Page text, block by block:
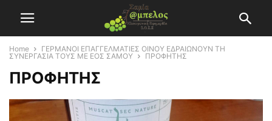
Home
ΓΕΡΜΑΝΟΙ ΕΠΑΓΓΕΛΜΑΤΙΕΣ ΟΙΝΟΥ ΕΔΡΑΙΩΝΟΥΝ ΤΗ
ΣΥΝΕΡΓΑΣΙΑ ΤΟΥΣ ΜΕ ΕΟΣ ΣΑΜΟΥ
ΠΡΟΦΗΤΗΣ
ΠΡΟΦΗΤΗΣ